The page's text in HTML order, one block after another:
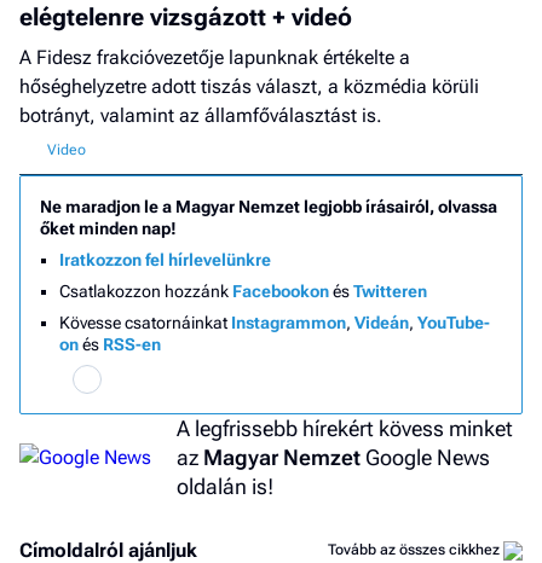
elégtelenre vizsgázott + videó
A Fidesz frakcióvezetője lapunknak értékelte a
hőséghelyzetre adott tiszás választ, a közmédia körüli
botrányt, valamint az államfőválasztást is.
Ne maradjon le a Magyar Nemzet legjobb írásairól, olvassa
őket minden nap!
Iratkozzon fel hírlevelünkre
Csatlakozzon hozzánk FacebookonésTwitteren
Kövesse csatornáinkat Instagrammon, Videán, YouTube-
onés RSS-en
A legfrissebb hírekért kövess minket
az Magyar Nemzet Google News
oldalán is!
Címoldalról ajánljuk Tovább az összes cikkhez